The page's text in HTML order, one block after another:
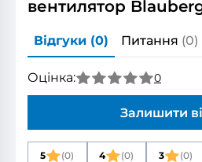
вентилятор
Відгуки (0) Питання (0)
Оцінка: 0
Залишити
5 (0) 4 (0) 3 (0)